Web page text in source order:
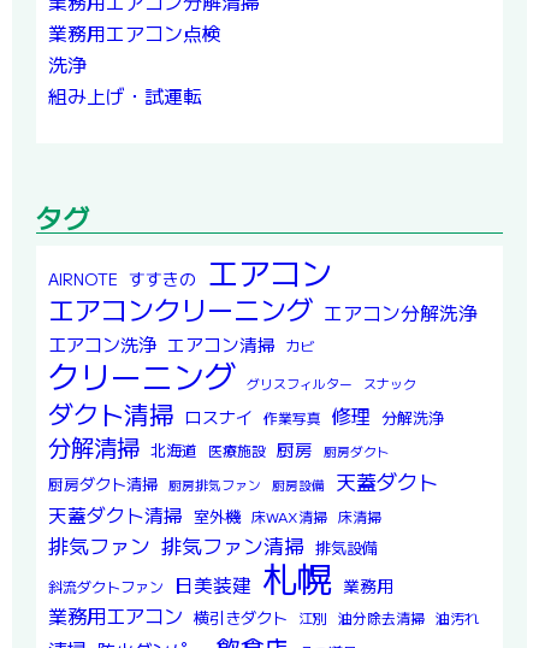
業務用エアコン点検
洗浄
組み上げ・試運転
タグ
AIRNOTE すすきの エアコン
エアコンクリーニング エアコン分解洗浄
エアコン洗浄 エアコン清掃 カビ
クリーニング グリスフィルター スナック
ダクト清掃 ロスナイ 作業写真 修理 分解洗浄
分解清掃 北海道 医療施設 厨房 厨房ダクト
厨房ダクト清掃 厨房排気ファン 厨房設備 天蓋ダクト
天蓋ダクト清掃 室外機 床WAX清掃 床清掃
排気ファン 排気ファン清掃 排気設備
斜流ダクトファン 日美装建 札幌 業務用
業務用エアコン 横引きダクト 江別 油分除去清掃 油汚れ